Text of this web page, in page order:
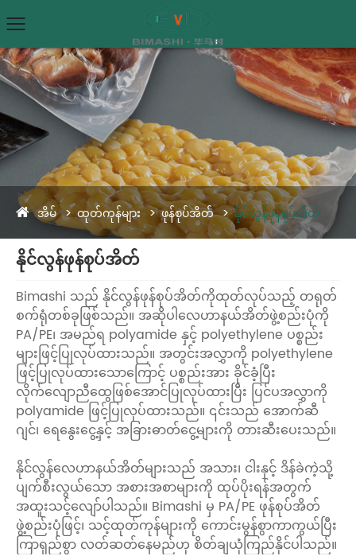
အိမ် ထုတ်ကုန်များ ဖုန်စုပ်အိတ် နိုင်လွန်ဖုန်စုပ်အိတ်
နိုင်လွန်ဖုန်စုပ်အိတ်
Bimashi သည် နိုင်လွန်ဖုန်စုပ်အိတ်ကိုထုတ်လုပ်သည့် တရုတ်
စက်ရုံတစ်ခုဖြစ်သည်။ အဆိုပါလေဟာနယ်အိတ်ဖွဲ့စည်းပုံကို
PA/PE၊ အမည်ရ polyamide နှင့် polyethylene ပစ္စည်း
များဖြင့်ပြုလုပ်ထားသည်။ အတွင်းအလွှာကို polyethylene
ဖြင့်ပြုလုပ်ထားသောကြောင့် ပစ္စည်းအား ခိုင်ခံ့ပြီး
လိုက်လျောညီထွေဖြစ်အောင်ပြုလုပ်ထားပြီး ပြင်ပအလွှာကို
polyamide ဖြင့်ပြုလုပ်ထားသည်။ ၎င်းသည် အောက်ဆီ
ဂျင်၊ ရေနွေးငွေ့နှင့် အခြားဓာတ်ငွေ့များကို တားဆီးပေးသည်။
နိုင်လွန်လေဟာနယ်အိတ်များသည် အသား၊ ငါးနှင့် ဒိန်ခဲကဲ့သို့
ပျက်စီးလွယ်သော အစားအစာများကို ထုပ်ပိုးရန်အတွက်
အထူးသင့်လျော်ပါသည်။ Bimashi မှ PA/PE ဖုန်စုပ်အိတ်
ဖွဲ့စည်းပုံဖြင့်၊ သင့်ထုတ်ကုန်များကို ကောင်းမွန်စွာကာကွယ်ပြီး
ကြာရှည်စွာ လတ်ဆတ်နေမည်ဟု စိတ်ချယုံကြည်နိုင်ပါသည်။